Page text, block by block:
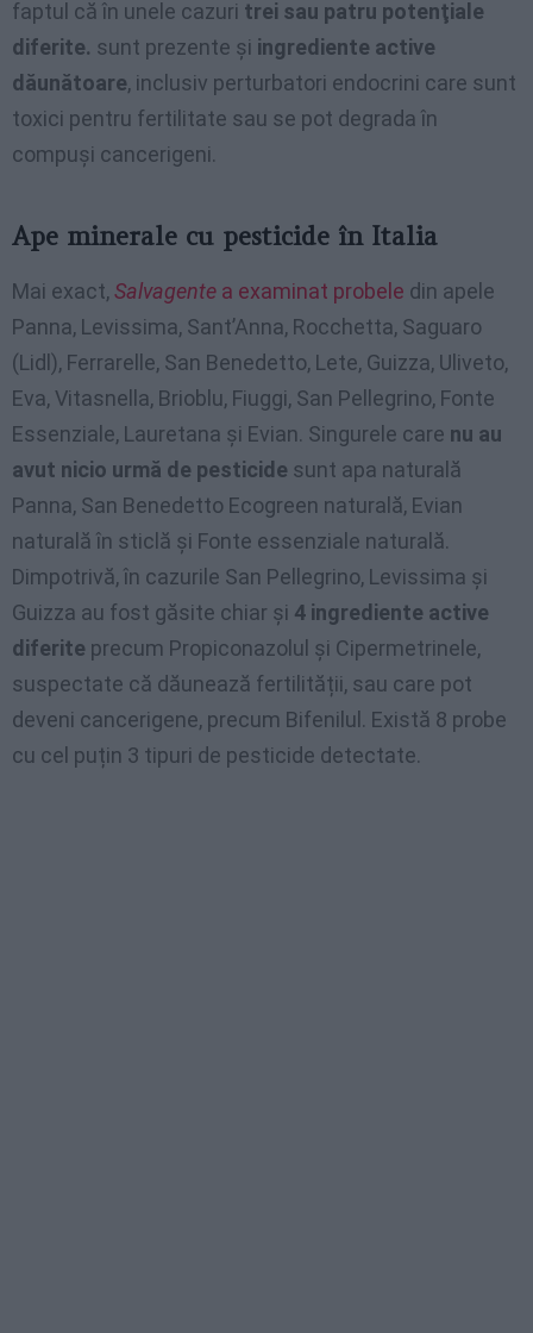
faptul că în unele cazuri trei sau patru potenţiale
diferite. sunt prezente și ingrediente active
dăunătoare, inclusiv perturbatori endocrini care sunt
toxici pentru fertilitate sau se pot degrada în
compuși cancerigeni.
Ape minerale cu pesticide în Italia
Mai exact,Salvagente a examinat probele din apele
Panna, Levissima, Sant’Anna, Rocchetta, Saguaro
(Lidl), Ferrarelle, San Benedetto, Lete, Guizza, Uliveto,
Eva, Vitasnella, Brioblu, Fiuggi, San Pellegrino, Fonte
Essenziale, Lauretana și Evian. Singurele care nu au
avut nicio urmă de pesticide sunt apa naturală
Panna, San Benedetto Ecogreen naturală, Evian
naturală în sticlă și Fonte essenziale naturală.
Dimpotrivă, în cazurile San Pellegrino, Levissima și
Guizza au fost găsite chiar și 4 ingrediente active
diferite precum Propiconazolul și Cipermetrinele,
suspectate că dăunează fertilității, sau care pot
deveni cancerigene, precum Bifenilul. Există 8 probe
cu cel puțin 3 tipuri de pesticide detectate.